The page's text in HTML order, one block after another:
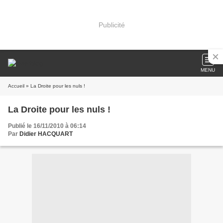
Publicité
MENU
Accueil » La Droite pour les nuls !
La Droite pour les nuls !
Publié le 16/11/2010 à 06:14
Par Didier HACQUART